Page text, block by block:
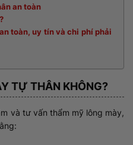
an toàn
toàn, uy tín và chi phí phải
TỰ THÂN KHÔNG?
và tư vấn thẩm mỹ lông mày,